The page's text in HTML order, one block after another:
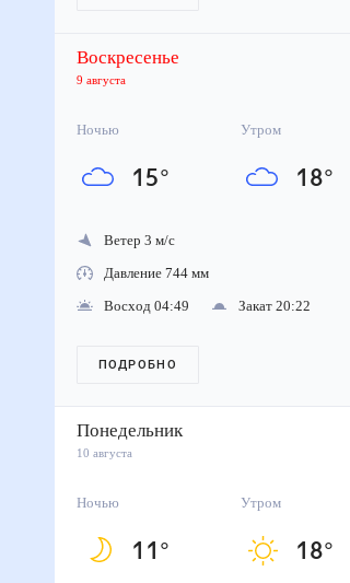
Воскресенье
9 августа
Ночью
15°
Утром
18°
Ветер 3 м/с
Давление 744 мм
Восход 04:49
Закат 20:22
ПОДРОБНО
Понедельник
10 августа
Ночью
11 °
Утром
18°